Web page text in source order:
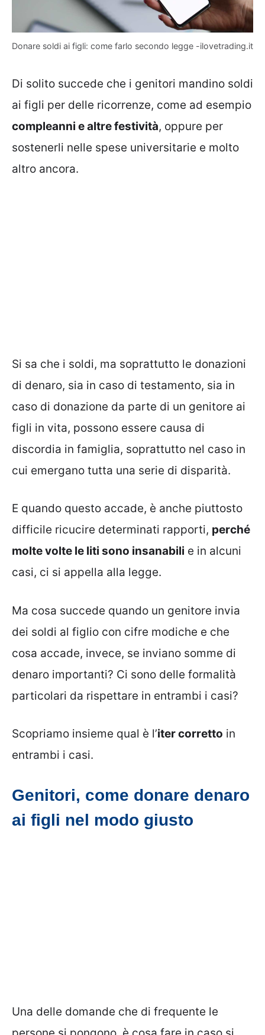
Donare soldi ai figli: come farlo secondo legge -ilovetrading.it
Di solito succede che i genitori mandino soldi
ai figli per delle ricorrenze, come ad esempio
compleanni e altre festività, oppure per
sostenerli nelle spese universitarie e molto
altro ancora.
Si sa che i soldi, ma soprattutto le donazioni
di denaro, sia in caso di testamento, sia in
caso di donazione da parte di un genitore ai
figli in vita, possono essere causa di
discordia in famiglia, soprattutto nel caso in
cui emergano tutta una serie di disparità.
E quando questo accade, è anche piuttosto
difficile ricucire determinati rapporti, perché
molte volte le liti sono insanabili e in alcuni
casi, ci si appella alla legge.
Ma cosa succede quando un genitore invia
dei soldi al figlio con cifre modiche e che
cosa accade, invece, se inviano somme di
denaro importanti? Ci sono delle formalità
particolari da rispettare in entrambi i casi?
Scopriamo insieme qual è l’iter corretto in
entrambi i casi.
Genitori, come donare denaro
ai figli nel modo giusto
Una delle domande che di frequente le